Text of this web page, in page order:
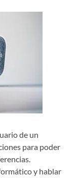
de un
para poder
y hablar